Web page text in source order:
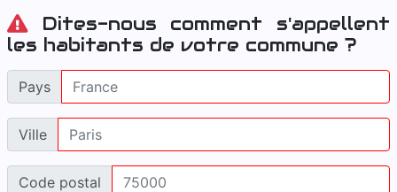
Dites-nous comment s'appellent
les habitants de votre commune ?
Pays
Ville
Code postal